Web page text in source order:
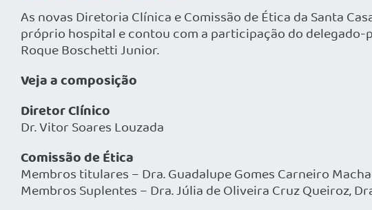
As novas Diretoria Clínica e Comissão de Ética da Santa
próprio hospital e contou com a participação do delegado-
Roque Boschetti Junior.
Veja a composição
Diretor Clínico
Dr. Vitor Soares Louzada
Comissão de Ética
Membros titulares – Dra. Guadalupe Gomes Carneiro
Membros Suplentes – Dra. Júlia de Oliveira Cruz Queiroz,